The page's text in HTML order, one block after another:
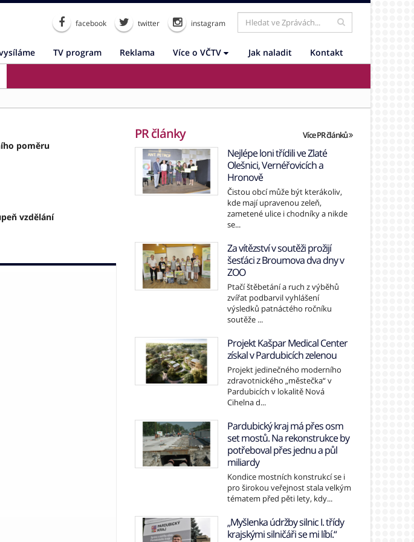
facebook twitter instagram
TV program Reklama Více o VČTV Jak naladit Kontakt
poměru
vzdělání
PR články Více PR článků
Nejlépe loni třídili ve Zlaté
Olešnici, Vernéřovicích a
Hronově
Čistou obcí může být kterákoliv,
kde mají upravenou zeleň,
zametené ulice i chodníky a nikde
se...
Za vítězství v soutěži prožijí
šesťáci z Broumova dva dny v
ZOO
Ptačí štěbetání a ruch z výběhů
zvířat podbarvil vyhlášení
výsledků patnáctého ročníku
soutěže ...
Projekt Kašpar Medical Center
získal v Pardubicích zelenou
Projekt jedinečného moderního
zdravotnického „městečka“ v
Pardubicích v lokalitě Nová
Cihelna d...
Pardubický kraj má přes osm
set mostů. Na rekonstrukce by
potřeboval přes jednu a půl
miliardy
Kondice mostních konstrukcí se i
pro širokou veřejnost stala velkým
tématem před pěti lety, kdy...
„Myšlenka údržby silnic I. třídy
krajskými silničáři se mi líbí.“